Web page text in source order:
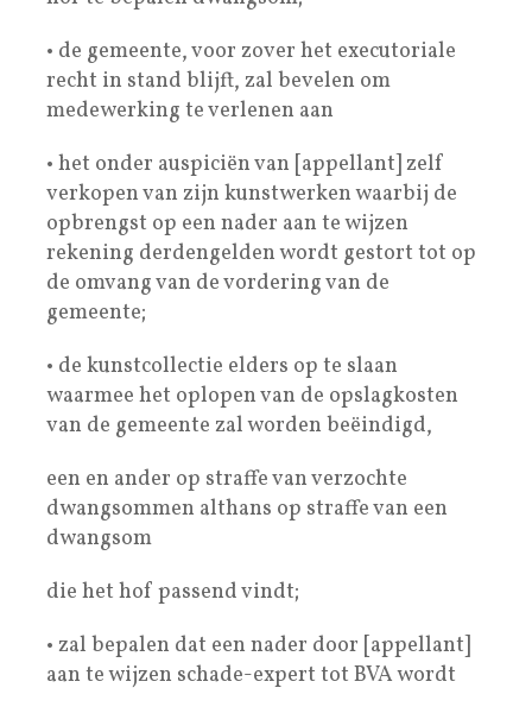
• de gemeente, voor zover het executoriale
recht in stand blijft, zal bevelen om
medewerking te verlenen aan
• het onder auspiciën van [appellant] zelf
verkopen van zijn kunstwerken waarbij de
opbrengst op een nader aan te wijzen
rekening derdengelden wordt gestort tot op
de omvang van de vordering van de
gemeente;
• de kunstcollectie elders op te slaan
waarmee het oplopen van de opslagkosten
van de gemeente zal worden beëindigd,
een en ander op straffe van verzochte
dwangsommen althans op straffe van een
dwangsom
die het hof passend vindt;
• zal bepalen dat een nader door [appellant]
aan te wijzen schade-expert tot BVA wordt